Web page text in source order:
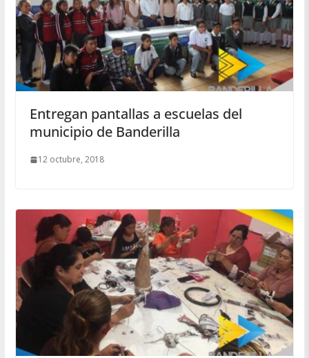
Entregan pantallas a escuelas del
municipio de Banderilla
12 octubre, 2018